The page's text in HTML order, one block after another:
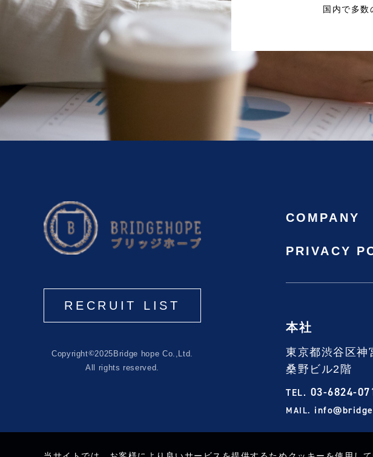
国内で多数
RECRUIT LIST
Copyright©2025Bridge hope Co.,Ltd.
All rights reserved.
COMPANY
PRIVACY
本社
東京都渋谷区神
桑野ビル2階
TEL. 03-6824-
MAIL.